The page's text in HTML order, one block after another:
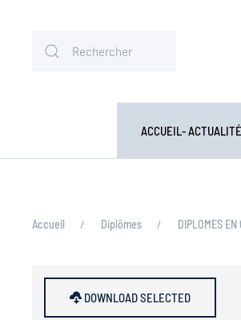
ACCUEIL-
Accueil Diplômes DIPLOMES EN
DOWNLOAD SELECTED